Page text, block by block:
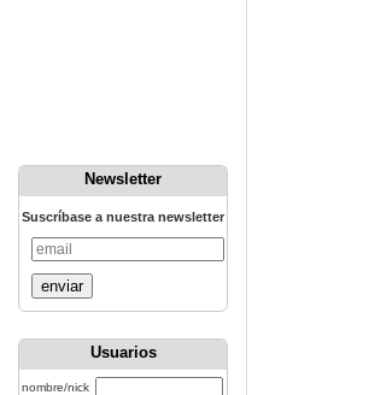
Newsletter
Suscríbase a nuestra newsletter
enviar
Usuarios
nombre/nick